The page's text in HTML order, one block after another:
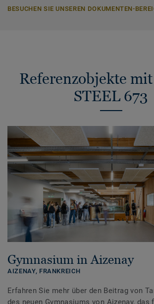
BESUCHEN SIE UNSEREN DOKUMENTEN-
Referenzobjekte
STEEL 673
Gymnasium in Aizenay
AIZENAY, FRANKREICH
Erfahren Sie mehr über den Beitrag von
des neuen Gymnasiums von Aizenay, das